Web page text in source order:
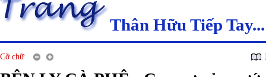
Thân Hữu Tiếp Tay...
Cỡ chữ